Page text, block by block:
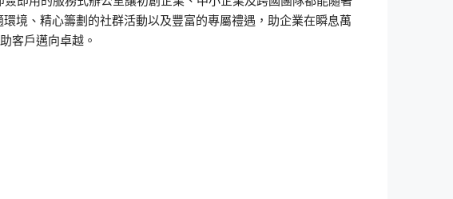
境、精心籌劃的社群活動以及豐富的專屬禮遇，助企業在瞬息萬
客戶邁向卓越。